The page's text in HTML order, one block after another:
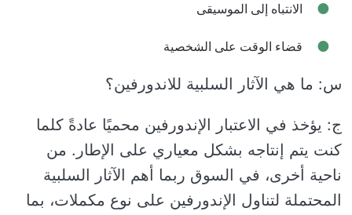
الانتباه إلى الموسيقى
قضاء الوقت على الشخصية
س: ما هي الآثار السلبية للاندورفين؟
ج: يؤخذ في الاعتبار الإندورفين محميًا عادةً كلما
كنت يتم إنتاجه بشكل معياري على الإطار. من
ناحية أخرى، في السوق ربما أهم الآثار السلبية
المحتملة لتناول الإندورفين على نوع مكملات، بما